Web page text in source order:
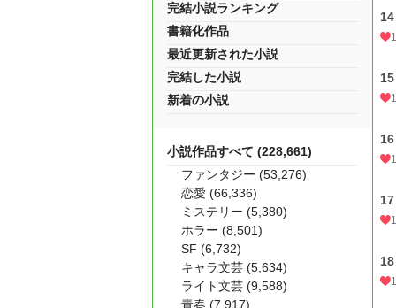
14
15
16
17
18
完結小説ランキング
書籍化作品
最近更新された小説
完結した小説
新着の小説
小説作品すべて (228,661)
ファンタジー (53,276)
恋愛 (66,336)
ミステリー (5,380)
ホラー (8,501)
SF (6,732)
キャラ文芸 (5,634)
ライト文芸 (9,588)
青春 (7,917)